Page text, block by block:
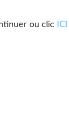
ou clic ICI